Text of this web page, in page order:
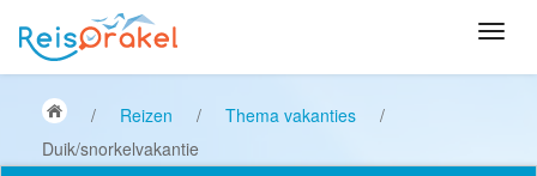
/ Reizen / Thema vakanties
/
Duik/snorkelvakantie